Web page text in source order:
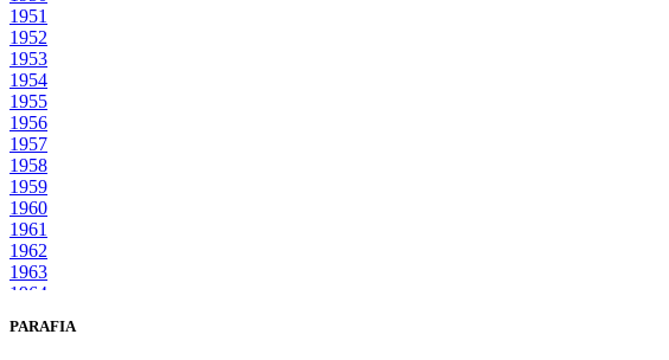
1951
1952
1953
1954
1955
1956
1957
1958
1959
1960
1961
1962
1963
1964
1966
PARAFIA